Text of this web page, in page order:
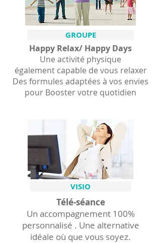
GROUPE
Happy Relax/ Happy Days
Une activité physique
également capable de vous relaxer
Des formules adaptées à vos envies
pour Booster votre quotidien
VISIO
Télé-séance
Un accompagnement 100%
personnalisé . Une alternative
idéale où que vous soyez.